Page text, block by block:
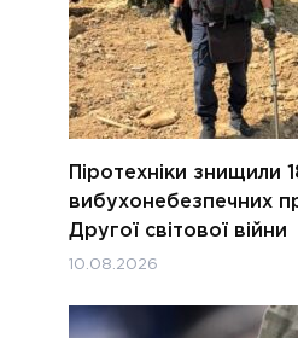
Піротехніки знищили
вибухонебезпечних
Другої світової війни
10.08.2026